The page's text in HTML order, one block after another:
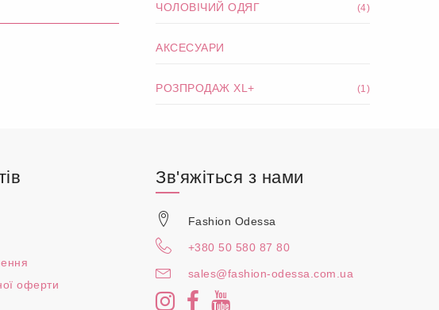
ЧОЛОВІЧИЙ ОДЯГ (4)
АКСЕСУАРИ
РОЗПРОДАЖ XL+ (1)
оферти
Зв'яжіться з нами
Fashion Odessa
+380 50 580 87 80
sales@fashion-odessa.com.ua